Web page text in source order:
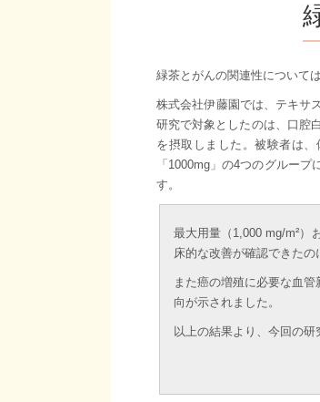
緑茶とがんの関連性について
株式会社伊藤園では、テキサ
研究で対象としたのは、口腔
を摂取しました。被験者は、
「1000mg」の4つのグルー
す。
最大用量（1,000 mg/m²）
床的な改善が確認できたの
また癌の増殖に必要な血
向が示されました。
以上の結果より、今回の研